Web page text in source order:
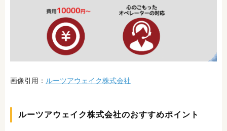
画像引用： ルーツアウェイク株式会社
ルーツアウェイク株式会社のおすすめポイント